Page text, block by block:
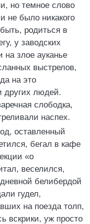
но темное слово
не было никакого
родиться в
у заводских
на злое ауканье
выстрелов,
на это
других людей.
слободка,
наспех.
оставленный
бегал в кафе
«о
веселился,
белибердой
гудел,
на поезда толп,
вскрики, уж просто